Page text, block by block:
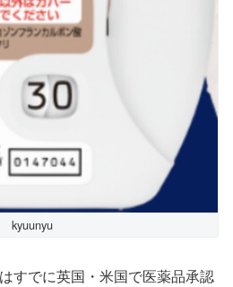
kyuunyu
すでに英国・米国で医薬品承認